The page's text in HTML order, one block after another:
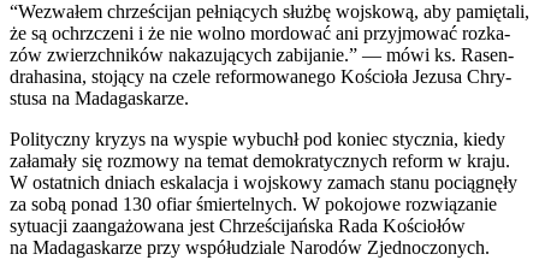
“Wezwa­łem chrze­ści­jan peł­nią­cych służ­bę woj­sko­wą, aby pamię­ta­li,
że są ochrzcze­ni i że nie wol­no mor­do­wać ani przyj­mo­wać roz­ka­
zów zwierzch­ni­ków naka­zu­ją­cych zabi­ja­nie.” — mówi ks. Rasen­
dra­ha­si­na, sto­ją­cy na cze­le refor­mo­wa­ne­go Kościo­ła Jezu­sa Chry­
stu­sa na Mada­ga­ska­rze.
Poli­tycz­ny kry­zys na wyspie wybuchł pod koniec stycz­nia, kie­dy
zała­ma­ły się roz­mo­wy na temat demo­kra­tycz­nych reform w kra­ju.
W ostat­nich dniach eska­la­cja i woj­sko­wy zamach sta­nu pocią­gnę­ły
za sobą ponad 130 ofiar śmier­tel­nych. W poko­jo­we roz­wią­za­nie
sytu­acji zaan­ga­żo­wa­na jest Chrze­ści­jań­ska Rada Kościo­łów
na Mada­ga­ska­rze przy współ­udzia­le Naro­dów Zjed­no­czo­nych.